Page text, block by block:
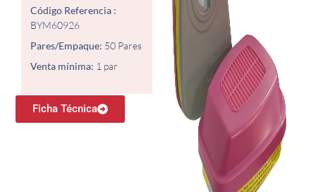
Código Referencia :
BYM60926
Pares/Empaque: 50 Pares
Venta mínima: 1 par
Ficha Técnica